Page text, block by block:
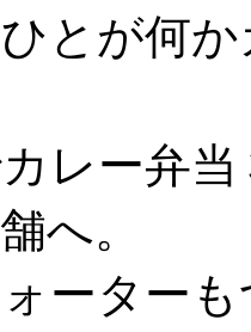
とが何
レー弁
へ。
ーター